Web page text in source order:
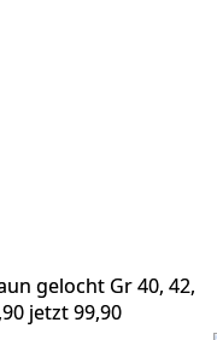
gelocht Gr 40, 42,
jetzt 99,90